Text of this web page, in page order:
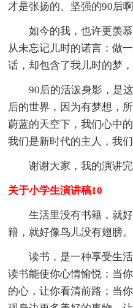
才是张扬的、坚强的90后啊
如今的我，也许更羡
从未忘记儿时的诺言：做
话，却包含了我儿时的梦
90后的活泼身影，是
后的世界，因为有梦想，
蔚蓝的天空下，我们心中
我们是新时代的主人，我
谢谢大家，我的演讲完
关于小学生演讲稿10
生活里没有书籍，就
籍，就好像鸟儿没有翅膀。
读书，是一种享受生
读书能使你心情愉悦；当
的心，让你看清前路；当